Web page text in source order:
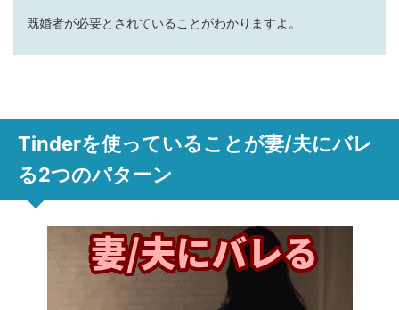
既婚者が必要とされていることがわかりますよ。
Tinderを使っていることが妻/夫にバレ
る2つのパターン